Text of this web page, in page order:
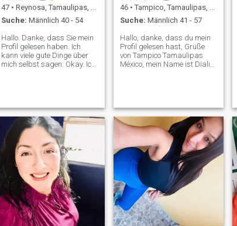
47 • Reynosa, Tamaulipas, Mexiko
Suche: Männlich 40 - 54
Hallo. Danke, dass Sie mein
Profil gelesen haben. Ich
kann viele gute Dinge über
mich selbst sagen. Okay. Ich
komplette Familie zu haben.
Ich mag Kaffee. Natur.
Reisen. Die Ruhe. Ich habe ein
großes Bedürfnis, mich von
einem guten Mann geliebt
und beschützt zu fühlen.
Sonnenaufgang in
Gesellschaft des geliebten
Menschen. Sprich darüber,
wie dein Tag war. Warten Sie
zu Hause auf ihn mit heißem
Essen.
46 • Tampico, Tamaulipas, Mexiko
Suche: Männlich 41 - 57
Hallo, danke, dass du mein
Profil gelesen hast, Grüße
von Tampico Tamaulipas
México, mein Name ist Dializ
liebe Reisen, genieße meine
Zeit, ich bin hier auf dieser
Seite, um den richtigen Mann
zu treffen, Beginnend wie
mein Freund, und dann
vielleicht treffen wir uns
persönlich, lade ich Sie ein,
es zu überprüfen